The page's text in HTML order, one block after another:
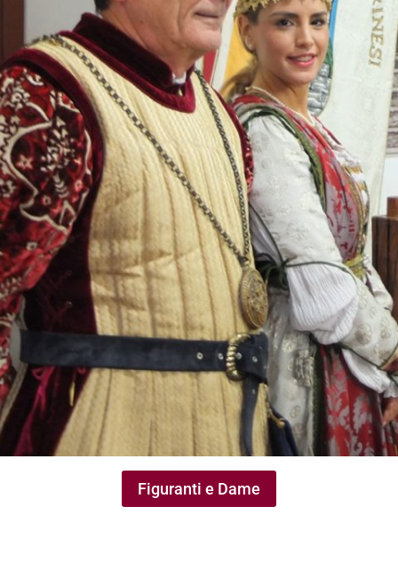
Figuranti e Dame